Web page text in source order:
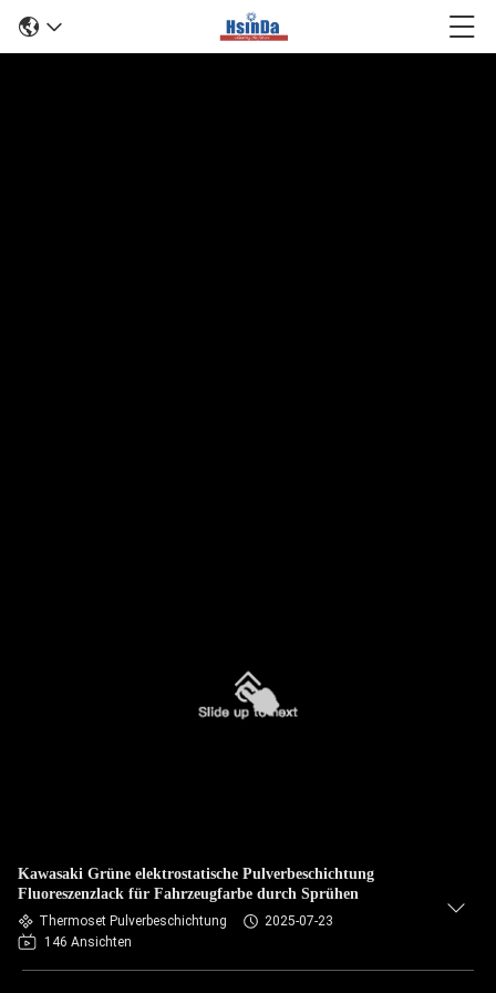
Kawasaki Grüne elektrostatische Pulverbeschichtung
Fluoreszenzlack für Fahrzeugfarbe durch Sprühen
Thermoset Pulverbeschichtung
2025-07-23
146 Ansichten